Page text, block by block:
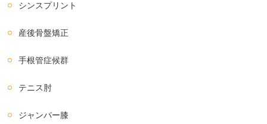
シンスプリント
産後骨盤矯正
手根管症候群
テニス肘
ジャンパー膝